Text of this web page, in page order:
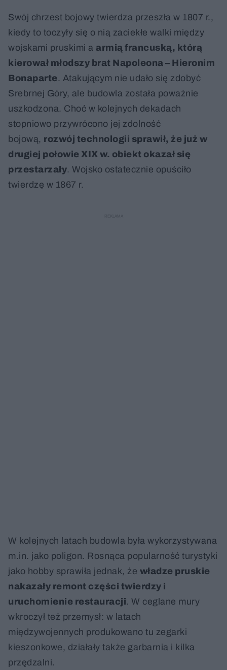
Swój chrzest bojowy twierdza przeszła w 1807 r.,
kiedy to toczyły się o nią zaciekłe walki między
wojskami pruskimi a armią francuską, którą
kierował młodszy brat Napoleona – Hieronim
Bonaparte . Atakującym nie udało się zdobyć
Srebrnej Góry, ale budowla została poważnie
uszkodzona. Choć w kolejnych dekadach
stopniowo przywrócono jej zdolność
bojową, rozwój technologii sprawił, że już w
drugiej połowie XIX w. obiekt okazał się
przestarzały. Wojsko ostatecznie opuściło
twierdzę w 1867 r.
W kolejnych latach budowla była wykorzystywana
m.in. jako poligon. Rosnąca popularność turystyki
jako hobby sprawiła jednak, że władze pruskie
nakazały remont części twierdzy i
uruchomienie restauracji. W ceglane mury
wkroczył też przemysł: w latach
międzywojennych produkowano tu zegarki
kieszonkowe, działały także garbarnia i kilka
przędzalni.